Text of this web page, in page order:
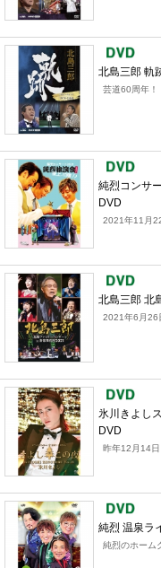
北島三郎 軌
芸道60周年！
純烈コンサ
DVD
2021年11月
北島三郎 北
2021年6月26
氷川きよし
DVD
昨年12月14日
純烈 温泉ラ
純烈のホーム